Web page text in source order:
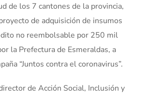
de los 7 cantones de la provincia,
de adquisición de insumos
no reembolsable por 250 mil
la Prefectura de Esmeraldas, a
“Juntos contra el coronavirus”.
de Acción Social, Inclusión y